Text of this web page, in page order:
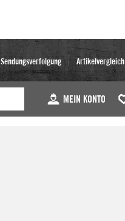
Sendungsverfolgung Artikelvergleich
MEIN KONTO